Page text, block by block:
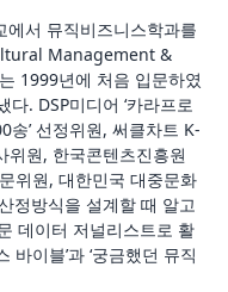
서 뮤직비즈니스학과를
Management &
1999년에 처음 입문하였
. DSP미디어 ‘카라프로
송’ 선정위원, 써클차트 K-
위원, 한국콘텐츠진흥원
위원, 대한민국 대중문화
정방식을 설계할 때 알고
데이터 저널리스트로 활
바이블’과 ‘궁금했던 뮤직